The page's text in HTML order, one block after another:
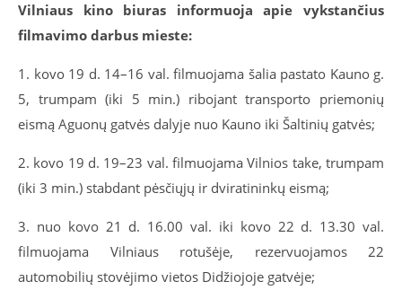
Vilniaus kino biuras informuoja apie vykstančius
filmavimo darbus mieste:
1. kovo 19 d. 14–16 val. filmuojama šalia pastato Kauno g.
5, trumpam (iki 5 min.) ribojant transporto priemonių
eismą Aguonų gatvės dalyje nuo Kauno iki Šaltinių gatvės;
2. kovo 19 d. 19–23 val. filmuojama Vilnios take, trumpam
(iki 3 min.) stabdant pėsčiųjų ir dviratininkų eismą;
3. nuo kovo 21 d. 16.00 val. iki kovo 22 d. 13.30 val.
filmuojama Vilniaus rotušėje, rezervuojamos 22
automobilių stovėjimo vietos Didžiojoje gatvėje;